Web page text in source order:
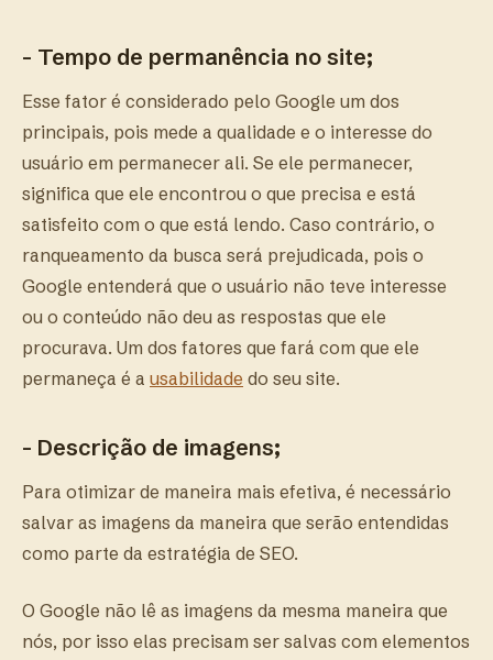
- Tempo de permanência no site;
Esse fator é considerado pelo Google um dos
principais, pois mede a qualidade e o interesse do
usuário em permanecer ali. Se ele permanecer,
significa que ele encontrou o que precisa e está
satisfeito com o que está lendo. Caso contrário, o
ranqueamento da busca será prejudicada, pois o
Google entenderá que o usuário não teve interesse
ou o conteúdo não deu as respostas que ele
procurava. Um dos fatores que fará com que ele
permaneça é a usabilidade do seu site.
- Descrição de imagens;
Para otimizar de maneira mais efetiva, é necessário
salvar as imagens da maneira que serão entendidas
como parte da estratégia de SEO.
O Google não lê as imagens da mesma maneira que
nós, por isso elas precisam ser salvas com elementos